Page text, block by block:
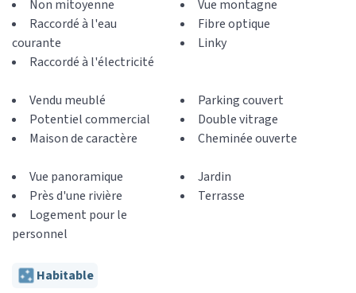
Non mitoyenne
Raccordé à l'eau
courante
Raccordé à l'électricité
Vue montagne
Fibre optique
Linky
Vendu meublé
Potentiel commercial
Maison de caractère
Parking couvert
Double vitrage
Cheminée ouverte
Vue panoramique
Près d'une rivière
Logement pour le
personnel
Jardin
Terrasse
Habitable